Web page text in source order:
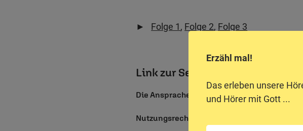
► Folge 1, Folge 2, Folge 3
Link zur Sendung
Die Ansprache als Video
Nutzungsrechte
Erzähl mal!
Das erleben unsere
und Hörer mit Gott ...